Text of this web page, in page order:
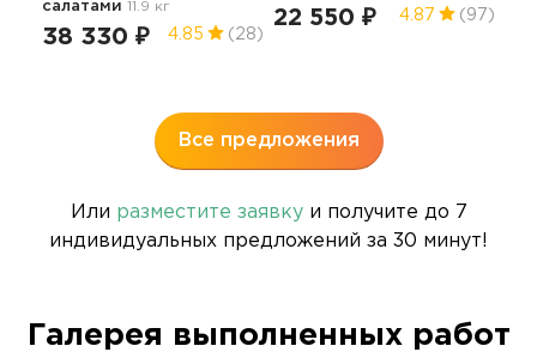
салатами 11.9 кг
38 330 ₽ 4.85 (28)
22 550 ₽ 4.87 (97)
Все предложения
Или разместите заявкуи получите до 7
индивидуальных предложений за 30 минут!
Галерея выполненных работ